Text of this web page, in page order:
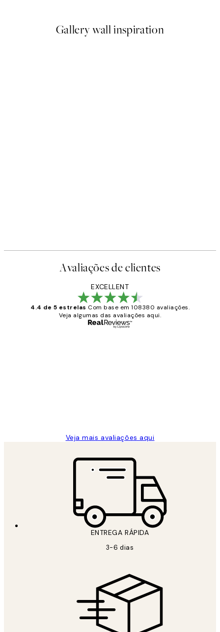
Gallery wall inspiration
Avaliações de clientes
EXCELLENT
4.4 de 5 estrelas Com base em 108380 avaliações.
Veja algumas das avaliações aqui.
Veja mais avaliações aqui
ENTREGA RÁPIDA
3-6 dias